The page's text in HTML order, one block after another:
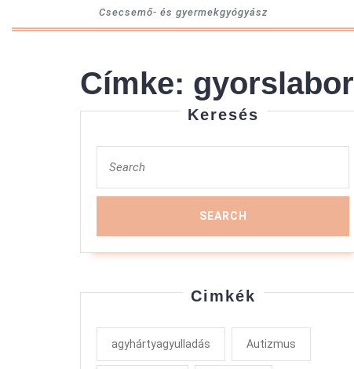
Csecsemő- és gyermekgyógyász
Címke: gyorslabor
Keresés
for:
Cimkék
agyhártyagyulladás Autizmus